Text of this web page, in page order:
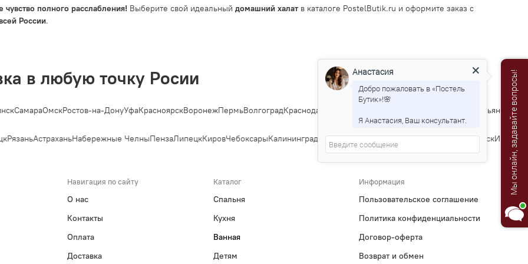
чувство полного расслабления!Выберите свой идеальный домашний халатв каталоге PostelButik.ru и оформите заказ с
России.
в любую точку Росии
СамараОмскРостов-на-ДонуУфаКрасноярскВоронежПермьВолгоградКраснодарСаратов Ульяновск
РязаньАстраханьНабережные ЧелныПензаЛипецкКировЧебоксарыКалининградТулаКурскСтавропольСочиТверьМагнитогорскИваново
Навигация по сайту
О нас
Контакты
Оплата
Доставка
Каталог
Спальня
Кухня
Ванная
Детям
Информация
Пользовательское соглашение
Политика конфиденциальности
Договор-оферта
Возврат и обмен
Мы онлайн, задавайте вопросы!
Анастасия
Добро пожаловать в «Постель
Бутик»!🌸
Я Анастасия, Ваш консультант.